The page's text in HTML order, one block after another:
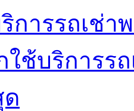
การรถเช่
ใช้บริการร